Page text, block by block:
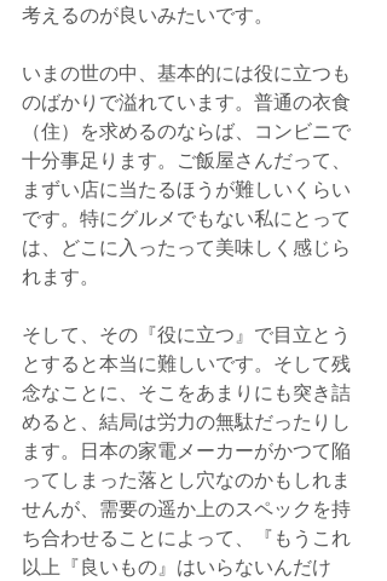
考えるのが良いみたいです。
いまの世の中、基本的には役に立つも
のばかりで溢れています。普通の衣食
（住）を求めるのならば、コンビニで
十分事足ります。ご飯屋さんだって、
まずい店に当たるほうが難しいくらい
です。特にグルメでもない私にとって
は、どこに入ったって美味しく感じら
れます。
そして、その『役に立つ』で目立とう
とすると本当に難しいです。そして残
念なことに、そこをあまりにも突き詰
めると、結局は労力の無駄だったりし
ます。日本の家電メーカーがかつて陥
ってしまった落とし穴なのかもしれま
せんが、需要の遥か上のスペックを持
ち合わせることによって、『もうこれ
以上『良いもの』はいらないんだけ